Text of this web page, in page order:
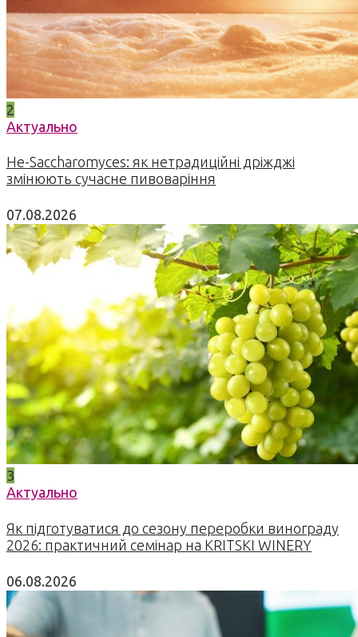
2
Актуально
Не-Saccharomyces: як нетрадиційні дріжджі
змінюють сучасне пивоваріння
07.08.2026
3
Актуально
Як підготуватися до сезону переробки винограду
2026: практичний семінар на KRITSKI WINERY
06.08.2026